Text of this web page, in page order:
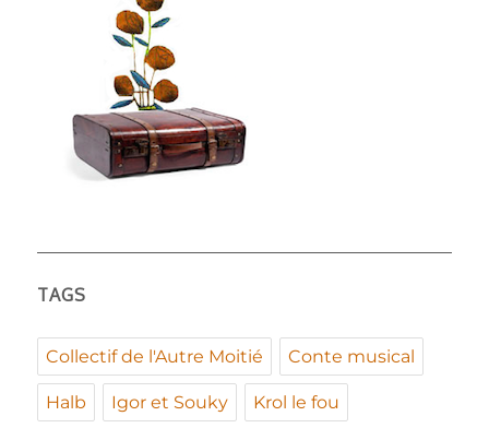
TAGS
Collectif de l'Autre Moitié Conte musical
Halb Igor et Souky Krol le fou